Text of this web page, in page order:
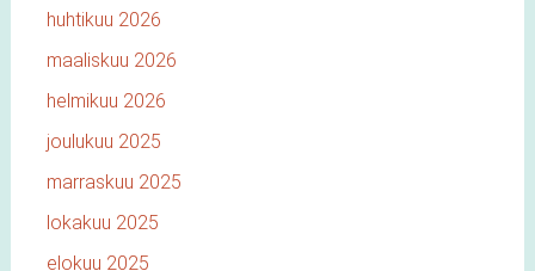
huhtikuu 2026
maaliskuu 2026
helmikuu 2026
joulukuu 2025
marraskuu 2025
lokakuu 2025
elokuu 2025